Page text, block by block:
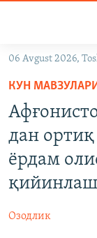
Асосий
навигацияга
ўтинг
Қидиришга
ўтинг
OZODVIDEO
OZODARXIV
На русском
06 Avgust 2026,
КУН
дан
ёрдам
Озодлик